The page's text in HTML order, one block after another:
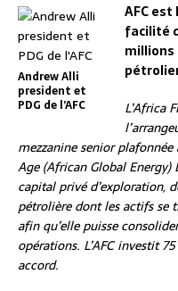
Andrew Alli
president et
PDG de l’AFC
AFC est
facilité
millions
L’Africa
mezzanine senior
Age (African Global
capital privé d’exploration,
pétrolière dont les actifs se
afin qu’elle puisse
opérations. L’AFC investit
accord.